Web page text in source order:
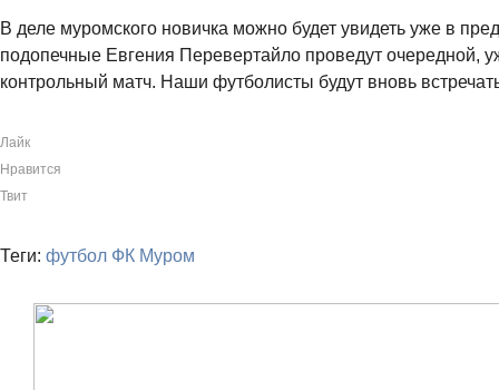
В деле муромского новичка можно будет увидеть уже в
подопечные Евгения Перевертайло проведут очередной,
контрольный матч. Наши футболисты будут вновь
Лайк
Нравится
Твит
Теги: футбол ФК Муром